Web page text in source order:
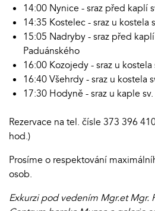
14:00 Nynice - sraz před kaplí
14:35 Kostelec - sraz u kostela
15:05 Nadryby - sraz před
Paduánského
16:00 Kozojedy - sraz u kostela
16:40 Všehrdy - sraz u kostela
17:30 Hodyně - sraz u kaple
Rezervace na tel. čísle 373 396
hod.)
Prosíme o respektování
osob.
Exkurzi pod vedením Mgr.et Mgr.